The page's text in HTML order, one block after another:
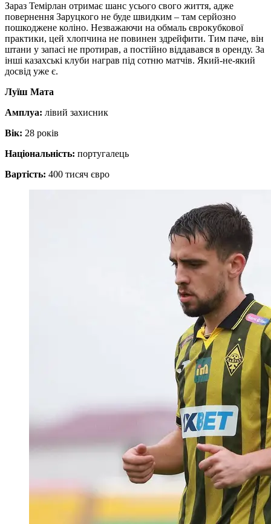
Зараз Темірлан отримає шанс усього свого життя, адже
повернення Заруцкого не буде швидким – там серйозно
пошкоджене коліно. Незважаючи на обмаль єврокубкової
практики, цей хлопчина не повинен здрейфити. Тим паче, він
штани у запасі не протирав, а постійно віддавався в оренду. За
інші казахські клуби награв під сотню матчів. Який-не-який
досвід уже є.
Луїш Мата
Амплуа: лівий захисник
Вік: 28 років
Національність: португалець
Вартість: 400 тисяч євро